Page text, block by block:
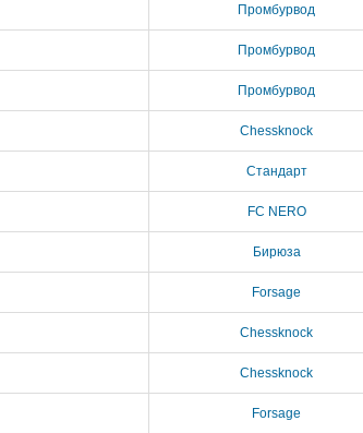
Промбурвод
Промбурвод
Промбурвод
Chessknock
Стандарт
FC NERO
Бирюза
Forsage
Chessknock
Chessknock
Forsage